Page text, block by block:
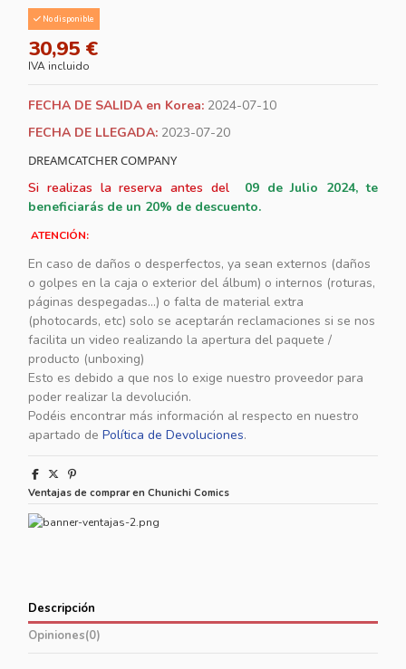
No disponible
30,95 €
IVA incluido
FECHA DE SALIDA en Korea: 2024-07-10
FECHA DE LLEGADA: 2023-07-20
DREAMCATCHER COMPANY
Si realizas la reserva antes del 09 de Julio 2024, te
beneficiarás de un 20% de descuento.
ATENCIÓN:
En caso de daños o desperfectos, ya sean externos (daños
o golpes en la caja o exterior del álbum) o internos (roturas,
páginas despegadas...) o falta de material extra
(photocards, etc) solo se aceptarán reclamaciones si se nos
facilita un video realizando la apertura del paquete /
producto (unboxing)
Esto es debido a que nos lo exige nuestro proveedor para
poder realizar la devolución.
Podéis encontrar más información al respecto en nuestro
apartado de Política de Devoluciones.
Ventajas de comprar en Chunichi Comics
Descripción
Opiniones(0)